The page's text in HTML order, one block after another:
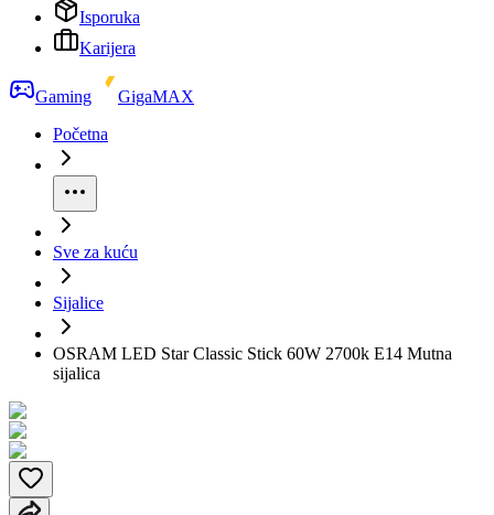
Isporuka
Karijera
Gaming
GigaMAX
Početna
Sve za kuću
Sijalice
OSRAM LED Star Classic Stick 60W 2700k E14 Mutna
sijalica